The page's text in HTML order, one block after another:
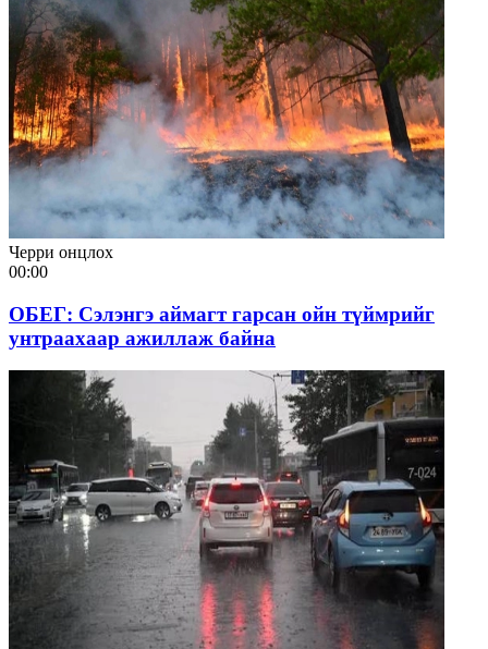
Черри онцлох
00:00
ОБЕГ: Сэлэнгэ аймагт гарсан ойн түймрийг
унтраахаар ажиллаж байна